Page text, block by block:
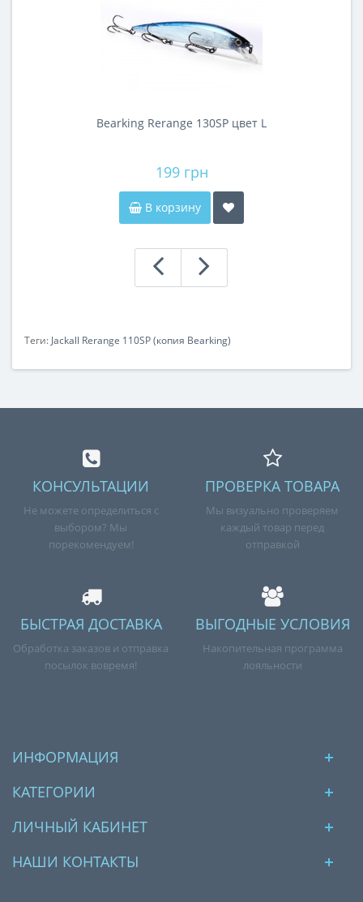
Bearking Rerange 130SP цвет L
199 грн
В корзину
Теги: Jackall Rerange 110SP (копия Bearking)
КОНСУЛЬТАЦИИ
Не можете определиться с
выбором? Мы
порекомендуем!
ПРОВЕРКА ТОВАРА
Мы визуально проверяем
каждый товар перед
отправкой
БЫСТРАЯ ДОСТАВКА
Обработка заказов и отправка
посылок вовремя!
ВЫГОДНЫЕ УСЛОВИЯ
Накопительная программа
лояльности
ИНФОРМАЦИЯ
КАТЕГОРИИ
ЛИЧНЫЙ КАБИНЕТ
НАШИ КОНТАКТЫ